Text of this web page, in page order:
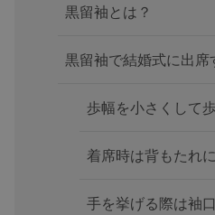
黒留袖とは？
黒留袖で結婚式に出
歩幅を小さくして
着席時は背もたれ
手を挙げる際は袖